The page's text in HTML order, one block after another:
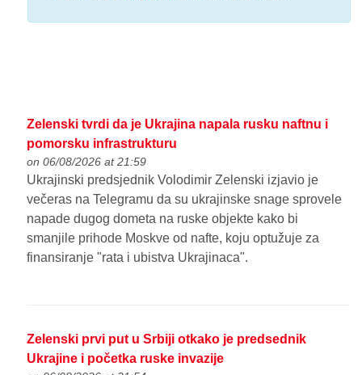
Zelenski tvrdi da je Ukrajina napala rusku naftnu i
pomorsku infrastrukturu
on 06/08/2026 at 21:59
Ukrajinski predsjednik Volodimir Zelenski izjavio je
večeras na Telegramu da su ukrajinske snage sprovele
napade dugog dometa na ruske objekte kako bi
smanjile prihode Moskve od nafte, koju optužuje za
finansiranje "rata i ubistva Ukrajinaca".
Zelenski prvi put u Srbiji otkako je predsednik
Ukrajine i početka ruske invazije